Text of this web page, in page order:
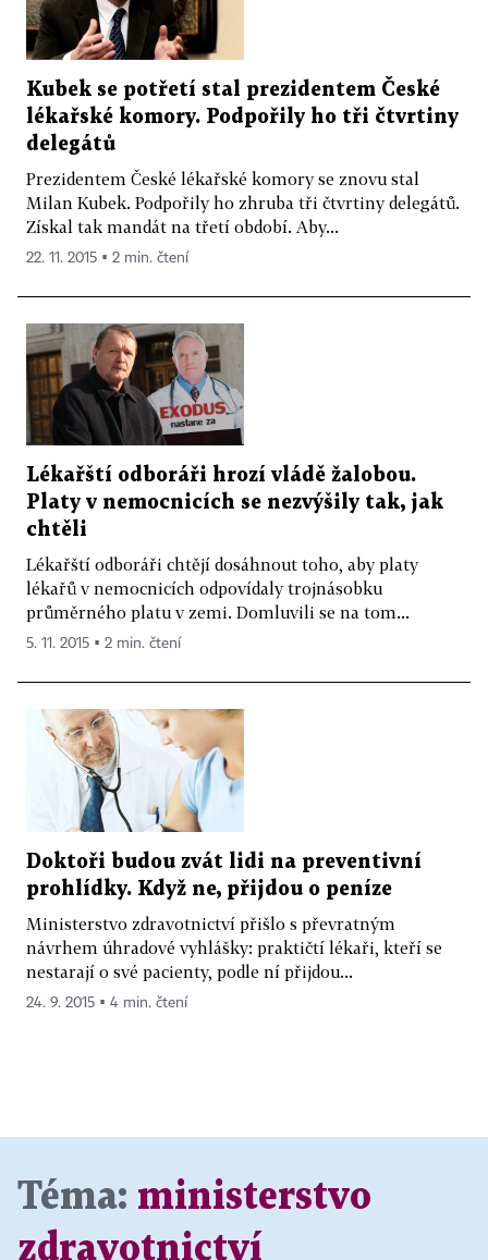
Kubek se potřetí stal prezidentem České
lékařské komory. Podpořily ho tři čtvrtiny
delegátů
Prezidentem České lékařské komory se znovu stal
Milan Kubek. Podpořily ho zhruba tři čtvrtiny delegátů.
Získal tak mandát na třetí období. Aby...
22. 11. 2015 ▪ 2 min. čtení
Lékařští odboráři hrozí vládě žalobou.
Platy v nemocnicích se nezvýšily tak, jak
chtěli
Lékařští odboráři chtějí dosáhnout toho, aby platy
lékařů v nemocnicích odpovídaly trojnásobku
průměrného platu v zemi. Domluvili se na tom...
5. 11. 2015 ▪ 2 min. čtení
Doktoři budou zvát lidi na preventivní
prohlídky. Když ne, přijdou o peníze
Ministerstvo zdravotnictví přišlo s převratným
návrhem úhradové vyhlášky: praktičtí lékaři, kteří se
nestarají o své pacienty, podle ní přijdou...
24. 9. 2015 ▪ 4 min. čtení
Téma: ministerstvo
zdravotnictví